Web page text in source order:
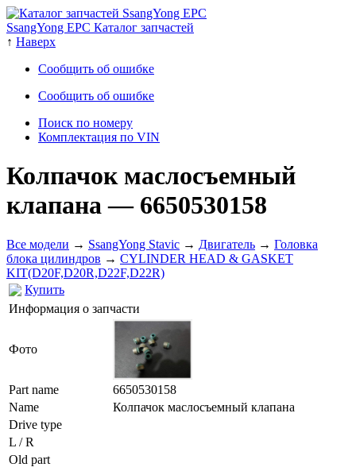
SsangYong EPC Каталог запчастей
↑ Наверх
Сообщить об ошибке
Сообщить об ошибке
Поиск по номеру
Комплектация по VIN
Колпачок маслосъемный
клапана— 6650530158
Все модели → SsangYong Stavic → Двигатель → Головка
блока цилиндров → CYLINDER HEAD & GASKET
KIT(D20F,D20R,D22F,D22R)
Купить
Информация о запчасти
Фото
Part name
6650530158
Name
Колпачок маслосъемный клапана
Drive type
L / R
Old part